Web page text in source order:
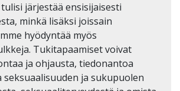
järjestää ensisijaisesti
minkä lisäksi joissain
hyödyntää myös
Tukitapaamiset voivat
ja ohjausta, tiedonantoa
seksuaalisuuden ja sukupuolen